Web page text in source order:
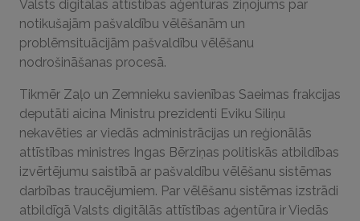
Valsts digitālās attīstības aģentūras ziņojums par
notikušajām pašvaldību vēlēšanām un
problēmsituācijām pašvaldību vēlēšanu
nodrošināšanas procesā.
Tikmēr Zaļo un Zemnieku savienības Saeimas frakcijas
deputāti aicina Ministru prezidenti Eviku Siliņu
nekavēties ar viedās administrācijas un reģionālās
attīstības ministres Ingas Bērziņas politiskās atbildības
izvērtējumu saistībā ar pašvaldību vēlēšanu sistēmas
darbības traucējumiem. Par vēlēšanu sistēmas izstrādi
atbildīgā Valsts digitālās attīstības aģentūra ir Viedās